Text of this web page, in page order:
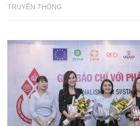
TRUYỀN THÔNG